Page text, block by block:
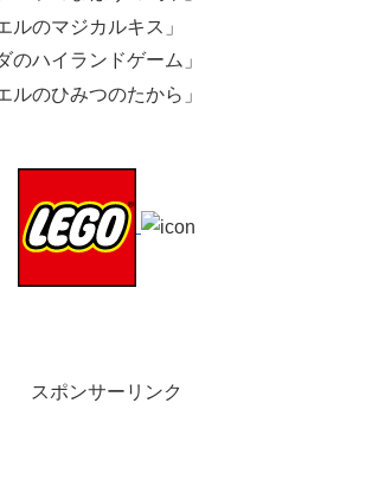
スポンサーリンク